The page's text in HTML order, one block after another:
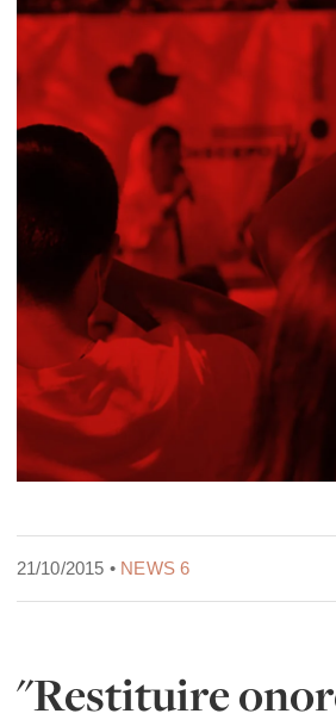
21/10/2015 • NEWS 6
"Restituire